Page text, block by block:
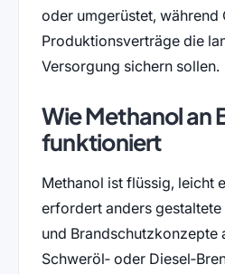
oder umgerüstet, während
Produktionsverträge die
Versorgung sichern sollen.
Wie Methanol an
funktioniert
Methanol ist flüssig, leicht
erfordert anders gestaltete
und Brandschutzkonzepte
Schweröl‑ oder